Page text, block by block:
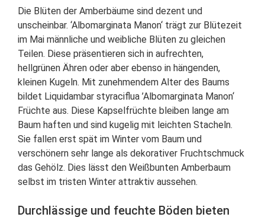
Die Blüten der Amberbäume sind dezent und
unscheinbar. ‘Albomarginata Manon‘ trägt zur Blütezeit
im Mai männliche und weibliche Blüten zu gleichen
Teilen. Diese präsentieren sich in aufrechten,
hellgrünen Ähren oder aber ebenso in hängenden,
kleinen Kugeln. Mit zunehmendem Alter des Baums
bildet Liquidambar styraciflua ’Albomarginata Manon‘
Früchte aus. Diese Kapselfrüchte bleiben lange am
Baum haften und sind kugelig mit leichten Stacheln.
Sie fallen erst spät im Winter vom Baum und
verschönern sehr lange als dekorativer Fruchtschmuck
das Gehölz. Dies lässt den Weißbunten Amberbaum
selbst im tristen Winter attraktiv aussehen.
Durchlässige und feuchte Böden bieten